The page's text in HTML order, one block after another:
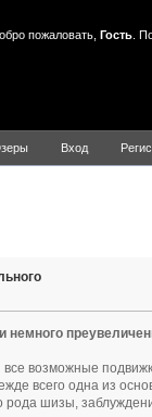
пожаловать, Гость .
Вход
немного
возможные
всего одна из
шизы,